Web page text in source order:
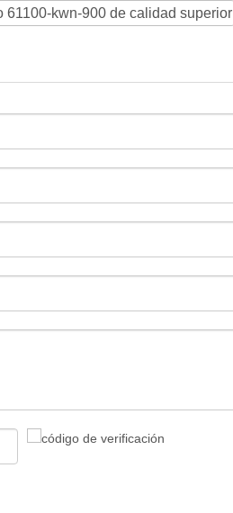
kwn-900 de calidad superior